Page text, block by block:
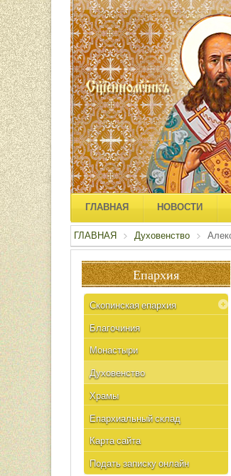
ГЛАВНАЯ НОВОСТИ
ГЛАВНАЯ Духовенство
Епархия
Скопинская епархия
Благочиния
Монастыри
Духовенство
Храмы
Епархиальный склад
Карта сайта
Подать записку онлайн